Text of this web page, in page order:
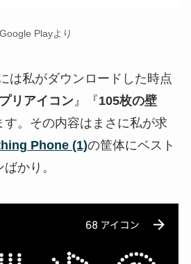
Google Playより
は私がダウンロードした時点
リアイコン』『105枚の壁
す。その内容はまさに私が求
Phone (1)の筐体にベスト
かり。